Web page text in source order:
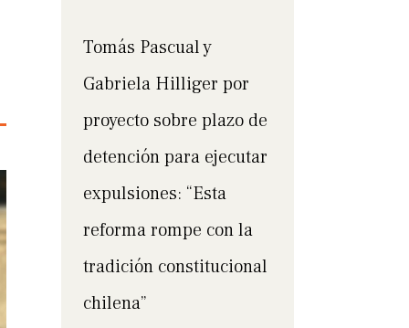
Tomás Pascual y
Gabriela Hilliger por
proyecto sobre plazo de
detención para ejecutar
expulsiones: “Esta
reforma rompe con la
tradición constitucional
chilena”